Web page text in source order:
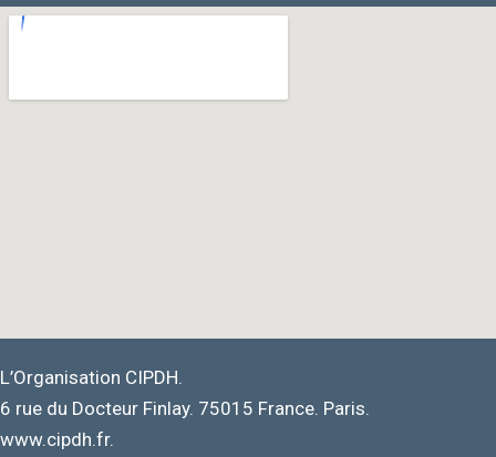
L’Organisation CIPDH.
6 rue du Docteur Finlay. 75015 France. Paris.
www.cipdh.fr.